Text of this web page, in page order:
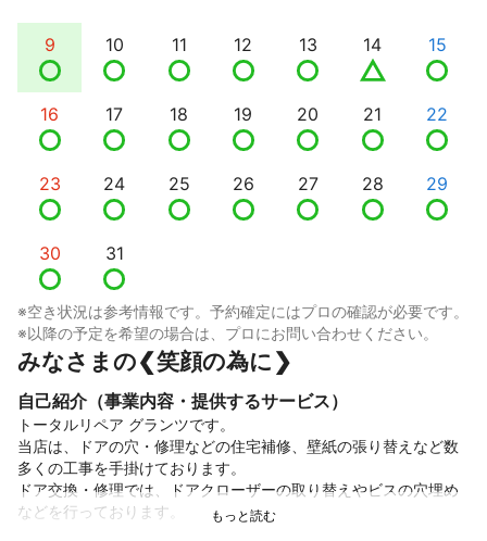
9 10 11 12 13 14 15
16 17 18 19 20 21 22
23 24 25 26 27 28 29
30 31
※空き状況は参考情報です。予約確定にはプロの確認が必要です。
※以降の予定を希望の場合は、プロにお問い合わせください。
みなさまの❮笑顔の為に❯
自己紹介（事業内容・提供するサービス）
トータルリペア グランツです。
当店は、ドアの穴・修理などの住宅補修、壁紙の張り替えなど数
多くの工事を手掛けております。
ドア交換・修理では、ドアクローザーの取り替えやビスの穴埋め
などを行っております。